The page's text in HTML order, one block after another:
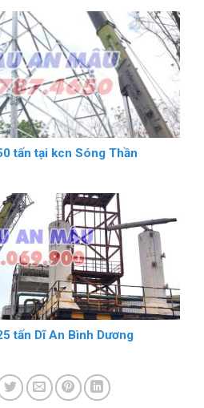
tấn tại kcn Sóng Thần
tấn Dĩ An Bình Dương